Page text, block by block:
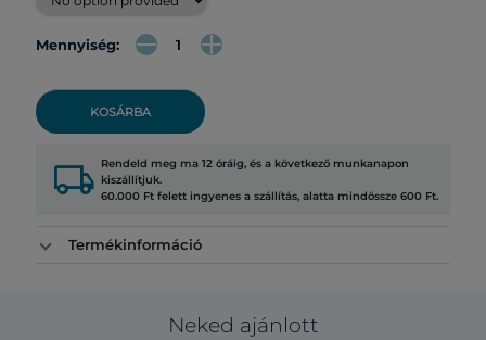
Mennyiség:
KOSÁRBA
local_shipping Rendeld meg ma 12 óráig, és a következő munkanapon
kiszállítjuk.
60.000 Ft felett ingyenes a szállítás, alatta mindössze 600 Ft.
Termékinformáció
Neked ajánlott